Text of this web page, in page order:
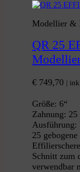
Modellier &
QR 25
€ 749,70 |
Größe: 6“
Zahnung:
Ausführung:
25
Schnitt zum
verwendbar